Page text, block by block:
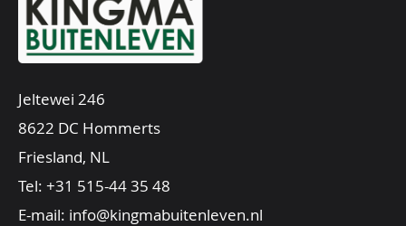
Jeltewei 246
8622 DC Hommerts
Friesland, NL
Tel: +31 515-44 35 48
E-mail: info@kingmabuitenleven.nl